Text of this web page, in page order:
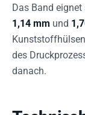
Das Band
1,14 mm und
des
danach.